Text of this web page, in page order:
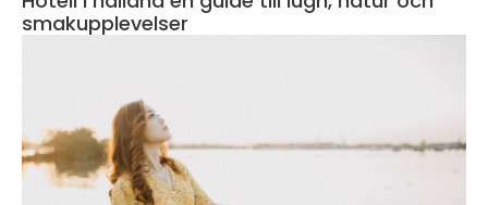
smakupplevelser